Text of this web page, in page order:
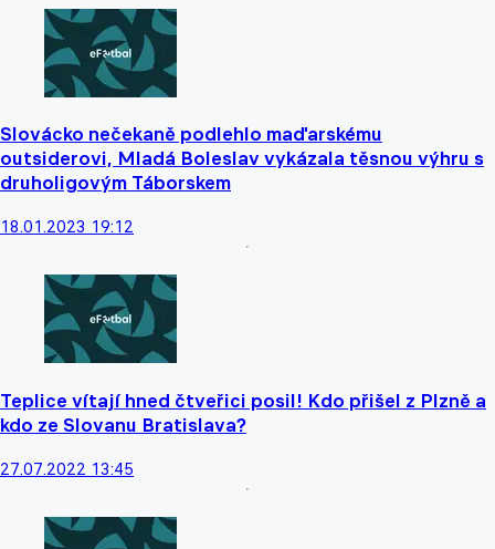
Slovácko nečekaně podlehlo maďarskému
outsiderovi, Mladá Boleslav vykázala těsnou výhru s
druholigovým Táborskem
18.01.2023 19:12
Teplice vítají hned čtveřici posil! Kdo přišel z Plzně a
kdo ze Slovanu Bratislava?
27.07.2022 13:45